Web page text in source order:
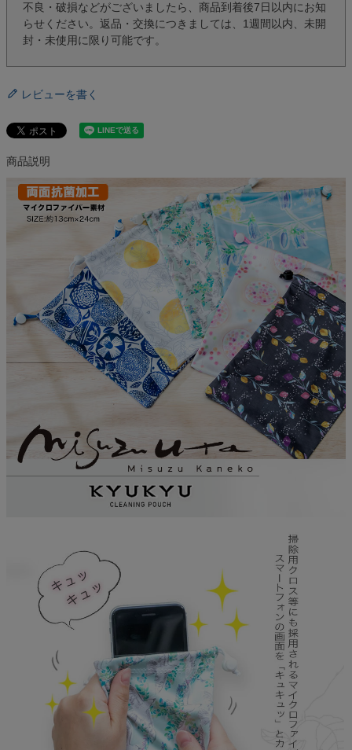
不良・破損などがございましたら、商品到着後7日以内にお知
らせください。返品・交換につきましては、1週間以内、未開
封・未使用に限り可能です。
レビューを書く
商品説明